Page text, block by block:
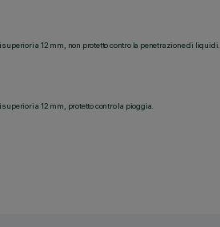
a 12 mm, non protetto contro la penetrazione di liquidi.
a 12 mm, protetto contro la pioggia.